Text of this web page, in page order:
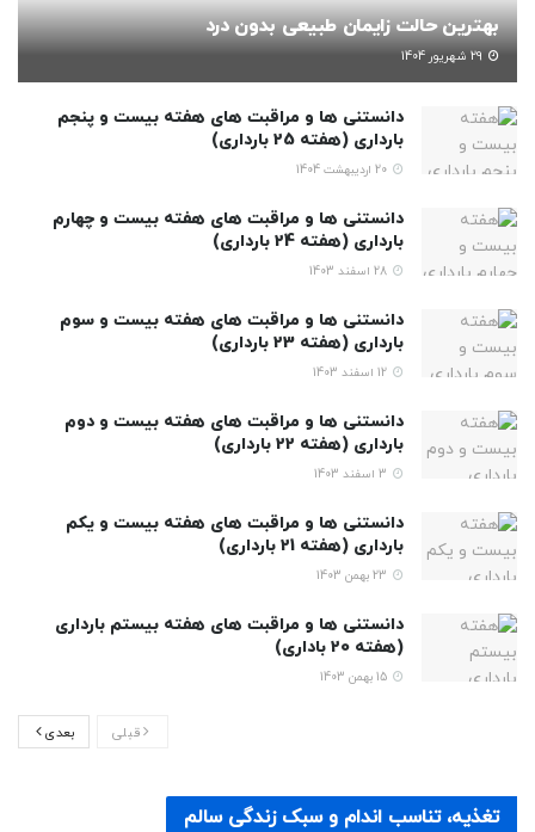
بهترین حالت زایمان طبیعی بدون درد
دانستنی ها و مراقبت های هفته بیست و پنجم
بارداری (هفته 25 بارداری)
دانستنی ها و مراقبت های هفته بیست و چهارم
بارداری (هفته 24 بارداری)
دانستنی ها و مراقبت های هفته بیست و سوم
بارداری (هفته 23 بارداری)
دانستنی ها و مراقبت های هفته بیست و دوم
بارداری (هفته 22 بارداری)
دانستنی ها و مراقبت های هفته بیست و یکم
بارداری (هفته 21 بارداری)
دانستنی ها و مراقبت های هفته بیستم بارداری
(هفته 20 باداری)
قبلی بعدی
تغذیه، تناسب اندام و سبک زندگی سالم